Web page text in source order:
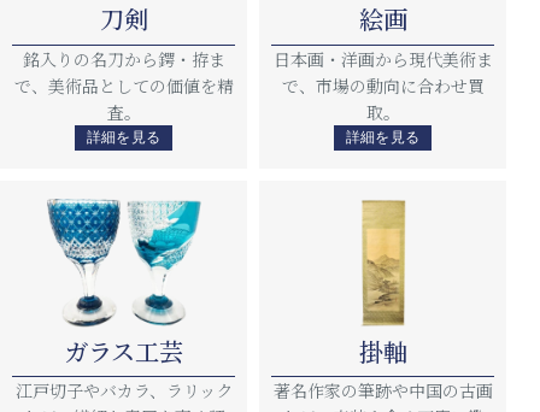
刀剣
銘入りの名刀から鍔・拵ま
で、美術品としての価値を精
査。
詳細を見る
絵画
日本画・洋画から現代美術ま
で、市場の動向に合わせ買
取。
詳細を見る
ガラス工芸
江戸切子やバカラ、ラリック
掛軸
著名作家の筆跡や中国の古画